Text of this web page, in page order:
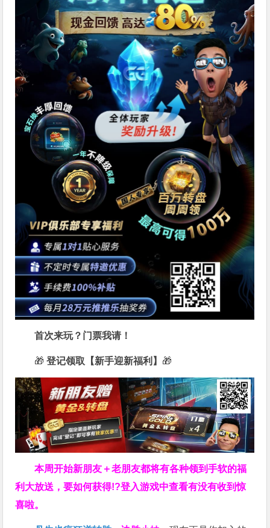
首次来玩？门票我请！
🎁 登记领取【新手迎新福利】 🎁
本周开始新朋友＋老朋友都将有各种领到手软的福
利大放送，要如何获得!?登入游戏中查看有没有收到惊
喜啦。